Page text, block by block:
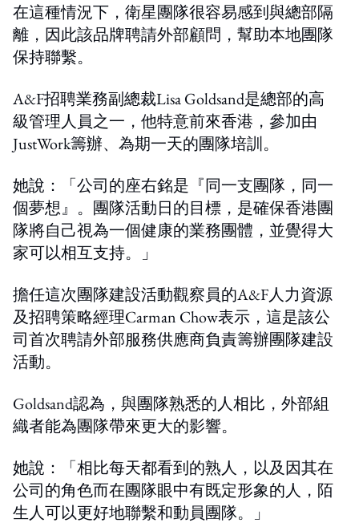
在這種情況下，衛星團隊很容易感到與總部隔
離，因此該品牌聘請外部顧問，幫助本地團隊
保持聯繫。
A&F招聘業務副總裁Lisa Goldsand是總部的高
級管理人員之一，他特意前來香港，參加由
JustWork籌辦、為期一天的團隊培訓。
她說：「公司的座右銘是『同一支團隊，同一
個夢想』。團隊活動日的目標，是確保香港團
隊將自己視為一個健康的業務團體，並覺得大
家可以相互支持。」
擔任這次團隊建設活動觀察員的A&F人力資源
及招聘策略經理Carman Chow表示，這是該公
司首次聘請外部服務供應商負責籌辦團隊建設
活動。
Goldsand認為，與團隊熟悉的人相比，外部組
織者能為團隊帶來更大的影響。
她說：「相比每天都看到的熟人，以及因其在
公司的角色而在團隊眼中有既定形象的人，陌
生人可以更好地聯繫和動員團隊。」